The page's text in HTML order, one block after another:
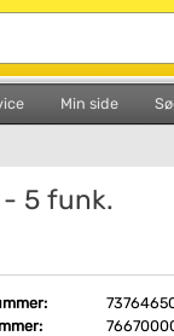
Min side
- 5 funk.